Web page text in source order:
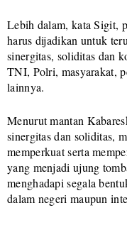
Lebih dalam, kata Sigit,
harus dijadikan untuk
sinergitas, soliditas dan
TNI, Polri, masyarakat,
lainnya.
Menurut mantan
sinergitas dan soliditas,
memperkuat serta
yang menjadi ujung
menghadapi segala
dalam negeri maupun